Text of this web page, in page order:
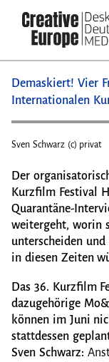
zum
Inhalt
Demaskiert! Vier
Internationalen
Sven Schwarz (c) privat
Der
Kurzfilm Festival
Quarantäne-
weitergeht, worin
unterscheiden
in diesen Zeiten
Das 36. Kurzfilm
dazugehörige
können im Juni
stattdessen
Sven Schwarz: